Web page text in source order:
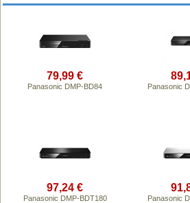
79,99 €
Panasonic DMP-BD84 Panasonic
97,24 €
Panasonic DMP-BDT180 Panasonic